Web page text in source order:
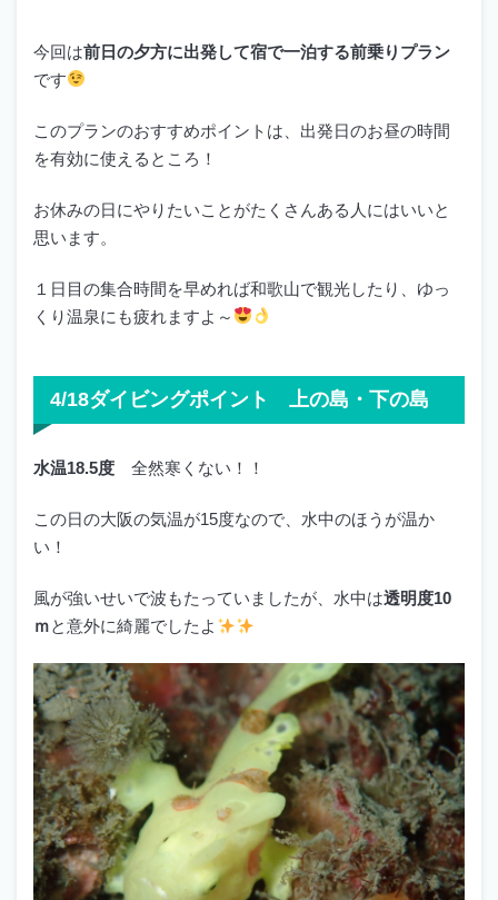
今回は前日の夕方に出発して宿で一泊する前乗りプラン
です
このプランのおすすめポイントは、出発日のお昼の時間
を有効に使えるところ！
お休みの日にやりたいことがたくさんある人にはいいと
思います。
１日目の集合時間を早めれば和歌山で観光したり、ゆっ
くり温泉にも疲れますよ～
4/18ダイビングポイント 上の島・下の島
水温18.5度 全然寒くない！！
この日の大阪の気温が15度なので、水中のほうが温か
い！
風が強いせいで波もたっていましたが、水中は透明度10
ｍと意外に綺麗でしたよ